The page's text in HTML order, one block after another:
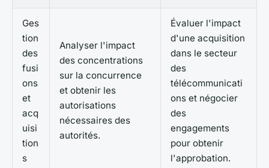
Ges
tion
des
fusi
ons
et
acq
uisi
tion
s
Analyser l'impact
des concentrations
sur la concurrence
et obtenir les
autorisations
nécessaires des
autorités.
Évaluer l'impact
d'une acquisition
dans le secteur
des
télécommunicati
ons et négocier
des
engagements
pour obtenir
l'approbation.